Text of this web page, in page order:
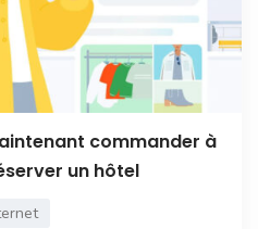
commander à
un hôtel